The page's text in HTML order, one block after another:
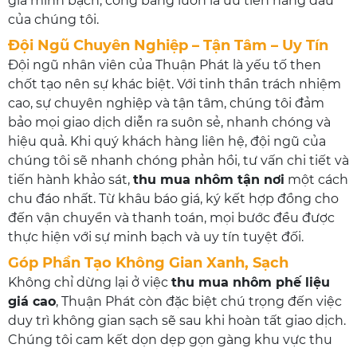
của chúng tôi.
Đội Ngũ Chuyên Nghiệp – Tận Tâm – Uy Tín
Đội ngũ nhân viên của Thuận Phát là yếu tố then
chốt tạo nên sự khác biệt. Với tinh thần trách nhiệm
cao, sự chuyên nghiệp và tận tâm, chúng tôi đảm
bảo mọi giao dịch diễn ra suôn sẻ, nhanh chóng và
hiệu quả. Khi quý khách hàng liên hệ, đội ngũ của
chúng tôi sẽ nhanh chóng phản hồi, tư vấn chi tiết và
tiến hành khảo sát, thu mua nhôm tận nơi một cách
chu đáo nhất. Từ khâu báo giá, ký kết hợp đồng cho
đến vận chuyển và thanh toán, mọi bước đều được
thực hiện với sự minh bạch và uy tín tuyệt đối.
Góp Phần Tạo Không Gian Xanh, Sạch
Không chỉ dừng lại ở việc thu mua nhôm phế liệu
giá cao, Thuận Phát còn đặc biệt chú trọng đến việc
duy trì không gian sạch sẽ sau khi hoàn tất giao dịch.
Chúng tôi cam kết dọn dẹp gọn gàng khu vực thu